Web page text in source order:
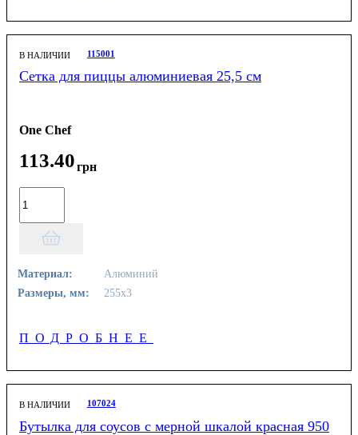
В НАЛИЧИИ 115001
Сетка для пиццы алюминиевая 25,5 см
One Chef
113.40грн
Материал:
Алюминий
Размеры, мм:
255х3
ПОДРОБНЕЕ
В НАЛИЧИИ 107024
Бутылка для соусов с мерной шкалой красная 950